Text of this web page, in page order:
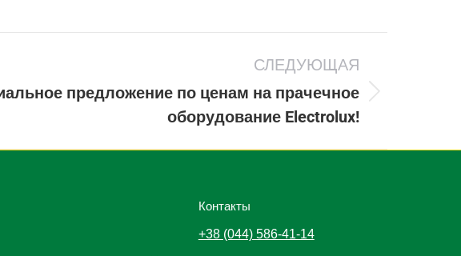
СЛЕДУЮЩАЯ
предложение по ценам на прачечное
оборудование Electrolux!
Контакты
+38 (044) 586-41-14